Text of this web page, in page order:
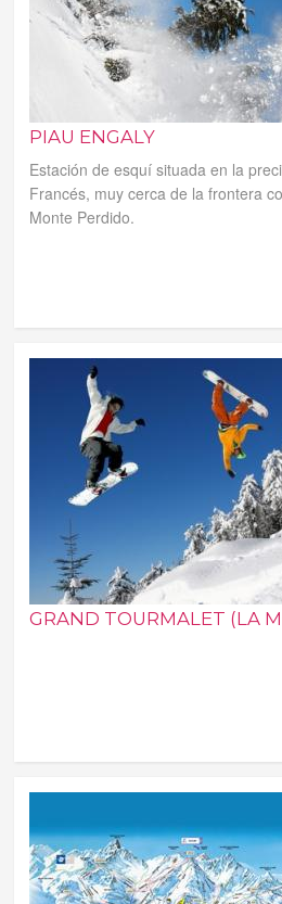
PIAU ENGALY
Estación de esquí situada en la
Francés, muy cerca de la frontera
Monte Perdido.
GRAND TOURMALET (LA